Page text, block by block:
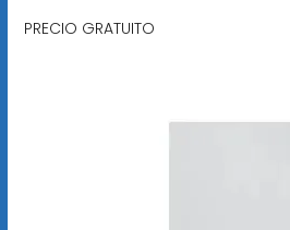
PRECIO GRATUITO